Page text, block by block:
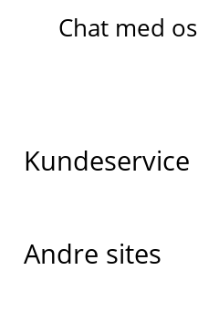
Chat med os
Kundeservice
Andre sites